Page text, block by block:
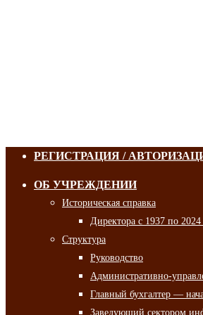
РЕГИСТРАЦИЯ /
ОБ УЧРЕЖДЕНИИ
Историческая справка
Директора с 1937 по
Структура
Руководство
Административно-
Главный бухгалтер —
Заведующий сектором